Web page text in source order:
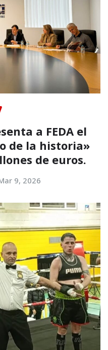
a FEDA el
de la historia»
de euros.
9, 2026